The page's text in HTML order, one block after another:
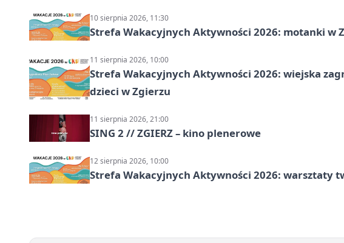
10 sierpnia 2026, 11:30
Strefa Wakacyjnych Aktywności 2026: motanki w
11 sierpnia 2026, 10:00
Strefa Wakacyjnych Aktywności 2026: wiejska
dzieci w Zgierzu
11 sierpnia 2026, 21:00
SING 2 // ZGIERZ – kino plenerowe
12 sierpnia 2026, 10:00
Strefa Wakacyjnych Aktywności 2026: warsztaty